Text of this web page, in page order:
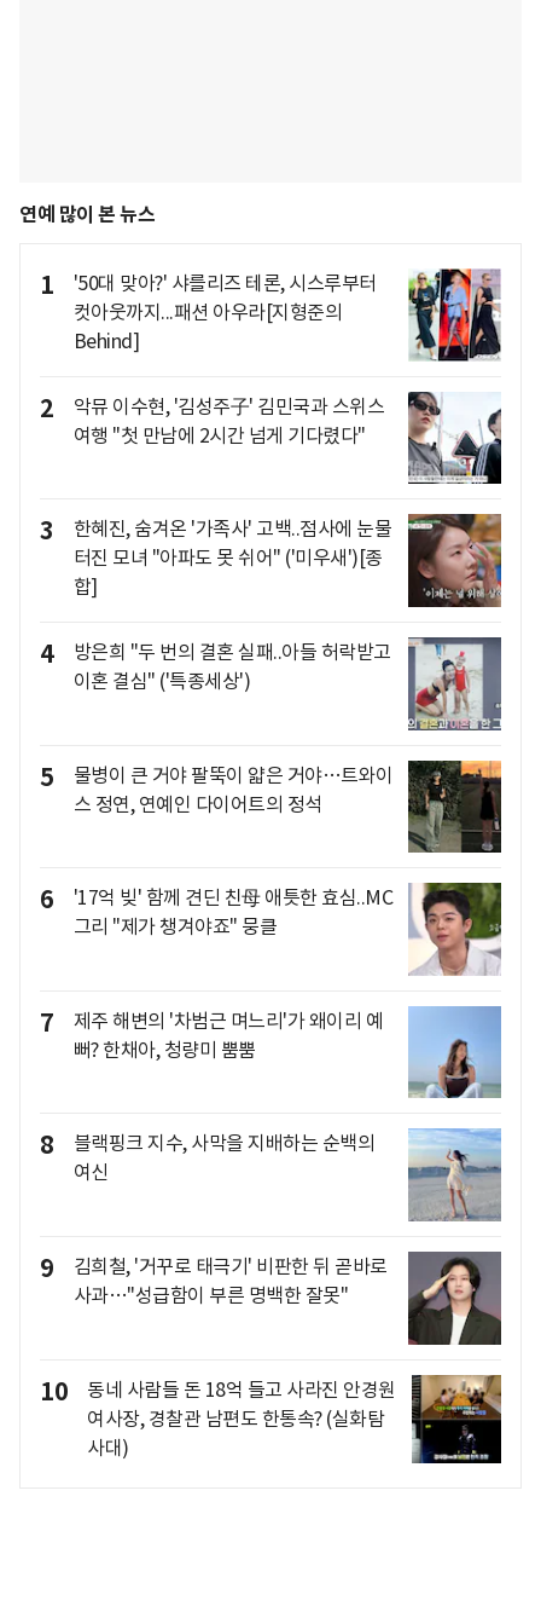
연예 많이 본 뉴스
1
'50대 맞아?' 샤를리즈 테론, 시스루부터
컷아웃까지...패션 아우라[지형준의
Behind]
2
악뮤 이수현, '김성주子' 김민국과 스위스
여행 "첫 만남에 2시간 넘게 기다렸다"
3
한혜진, 숨겨온 '가족사' 고백..점사에 눈물
터진 모녀 "아파도 못 쉬어" ('미우새')[종
합]
4
방은희 "두 번의 결혼 실패..아들 허락받고
이혼 결심" ('특종세상')
5
물병이 큰 거야 팔뚝이 얇은 거야…트와이
스 정연, 연예인 다이어트의 정석
6
'17억 빚' 함께 견딘 친母 애틋한 효심..MC
그리 "제가 챙겨야죠" 뭉클
7
제주 해변의 '차범근 며느리'가 왜이리 예
뻐? 한채아, 청량미 뿜뿜
8
블랙핑크 지수, 사막을 지배하는 순백의
여신
9
김희철, '거꾸로 태극기' 비판한 뒤 곧바로
사과…"성급함이 부른 명백한 잘못"
10
동네 사람들 돈 18억 들고 사라진 안경원
여사장, 경찰관 남편도 한통속? (실화탐
사대)